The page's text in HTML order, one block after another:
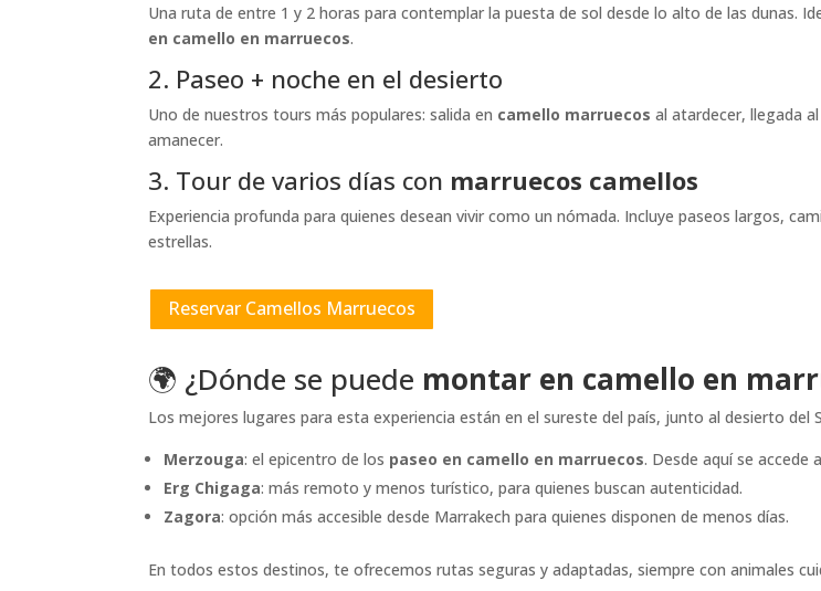
Una ruta de entre 1 y 2 horas para contemplar la puesta de sol desde lo alto de las dunas.
en camello en marruecos.
2. Paseo + noche en el desierto
Uno de nuestros tours más populares: salida en camello marruecos al atardecer, llegada
amanecer.
3. Tour de varios días con marruecos camellos
Experiencia profunda para quienes desean vivir como un nómada. Incluye paseos largos,
estrellas.
Reservar Camellos Marruecos
🌍 ¿Dónde se puede montar en camello en
Los mejores lugares para esta experiencia están en el sureste del país, junto al desierto del
Merzouga: el epicentro de los paseo en camello en marruecos. Desde aquí se accede
Erg Chigaga: más remoto y menos turístico, para quienes buscan autenticidad.
Zagora: opción más accesible desde Marrakech para quienes disponen de menos días.
En todos estos destinos, te ofrecemos rutas seguras y adaptadas, siempre con animales